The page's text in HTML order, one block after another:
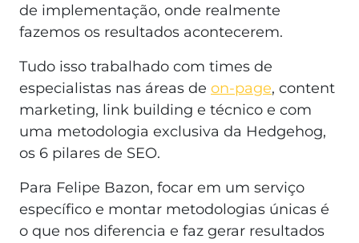
de implementação, onde realmente
fazemos os resultados acontecerem.
Tudo isso trabalhado com times de
especialistas nas áreas de on-page, content
marketing, link building e técnico e com
uma metodologia exclusiva da Hedgehog,
os 6 pilares de SEO.
Para Felipe Bazon, focar em um serviço
específico e montar metodologias únicas é
o que nos diferencia e faz gerar resultados